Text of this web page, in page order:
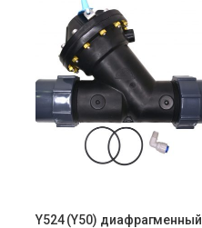
Y524 (Y50) диафрагменный